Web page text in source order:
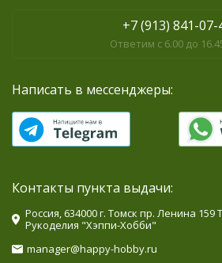
+7 (913) 841-07-
Ответим с 6.00 до
Написать в мессенджеры:
Контакты пункта выдачи:
Россия, 634000 г. Томск пр. Ленина
Рукоделия "Хэппи-Хобби"
manager@happy-hobby.ru